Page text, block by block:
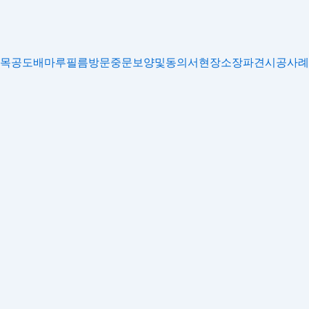
목공 도배마루필름방문중문 보양및동의서현장소장파견시공사례